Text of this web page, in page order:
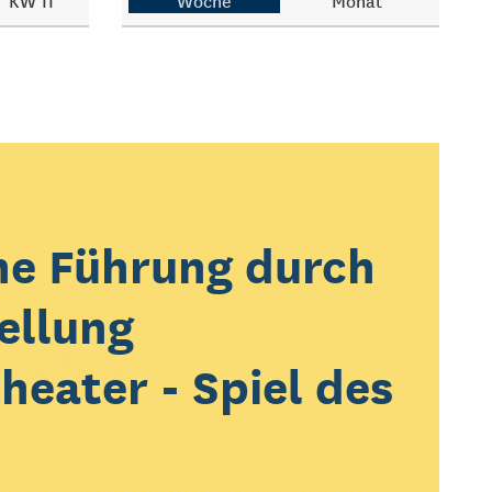
Führung durch
- Spiel des